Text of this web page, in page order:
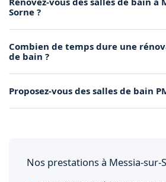
Sorne ?
rénovation complète de salles de
Combien de temps dure une
de bain ?
généralement 2 à 3 semaines selon
la taille de la pièce.
Proposez-vous des salles de bain
Nos prestations à Messia-sur-